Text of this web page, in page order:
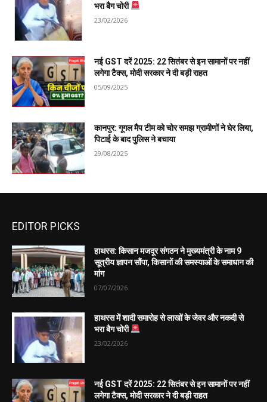
भरा बैग चोरी
23/02/2026
नई GST दरें 2025: 22 सितंबर से इन सामानों पर नहीं
लगेगा टैक्स, मोदी सरकार ने दी बड़ी राहत
05/09/2025
कानपुर: गूगल मैप टीम को चोर समझ ग्रामीणों ने घेर लिया,
पिटाई के बाद पुलिस ने बचाया
29/08/2025
EDITOR PICKS
हाथरस: किसान मजदूर संगठन ने मुख्यमंत्री के नाम 9
सूत्रीय ज्ञापन सौंपा, किसानों की समस्याओं के समाधान की
मांग
07/07/2026
हाथरस में शादी समारोह से लाखों के जेवर और नकदी से
भरा बैग चोरी
23/02/2026
नई GST दरें 2025: 22 सितंबर से इन सामानों पर नहीं
लगेगा टैक्स, मोदी सरकार ने दी बड़ी राहत